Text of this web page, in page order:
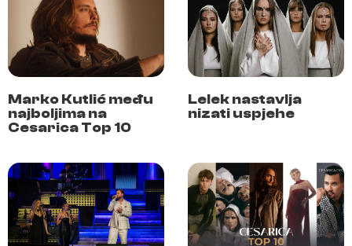
Marko Kutlić među
najboljima na
Cesarica Top 10
Lelek nastavlja
nizati uspjehe